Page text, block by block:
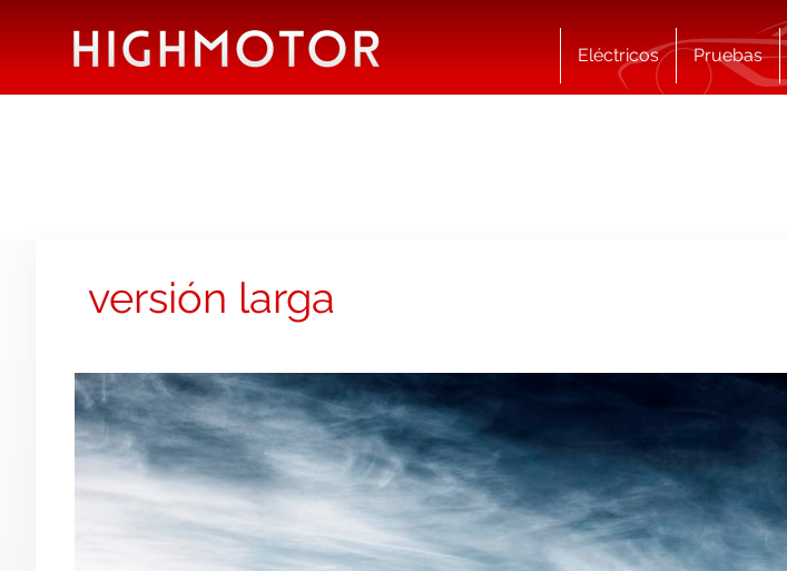
Eléctricos Pruebas
versión larga